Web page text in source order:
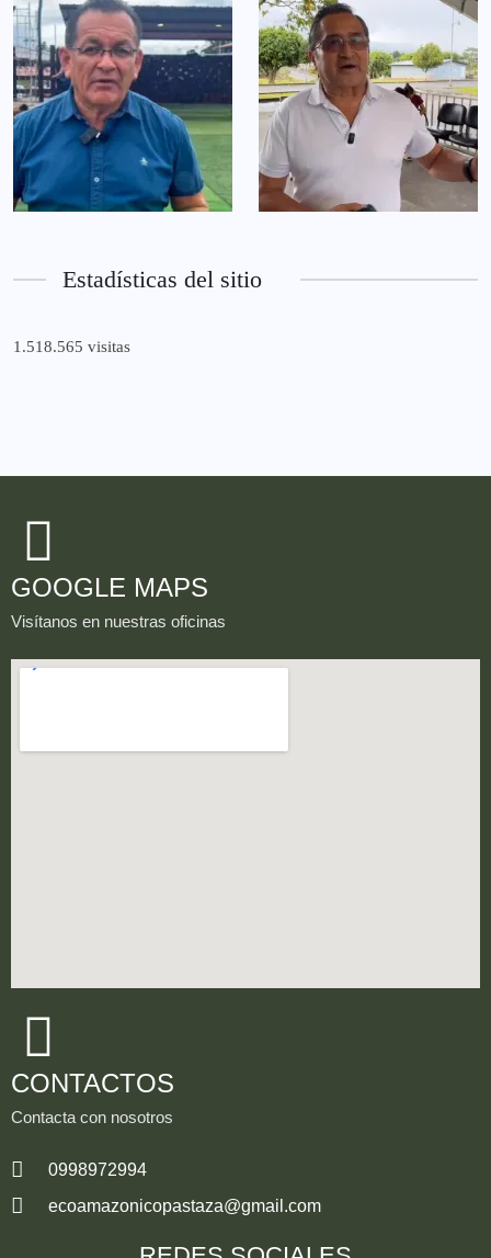
Estadísticas del sitio
1.518.565 visitas
GOOGLE MAPS
Visítanos en nuestras oficinas
CONTACTOS
Contacta con nosotros
0998972994
ecoamazonicopastaza@gmail.com